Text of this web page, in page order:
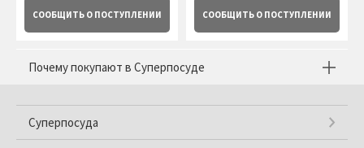
СООБЩИТЬ О ПОСТУПЛЕНИИ СООБЩИТЬ О ПОСТУПЛЕНИИ
Почему покупают в Суперпосуде
Суперпосуда